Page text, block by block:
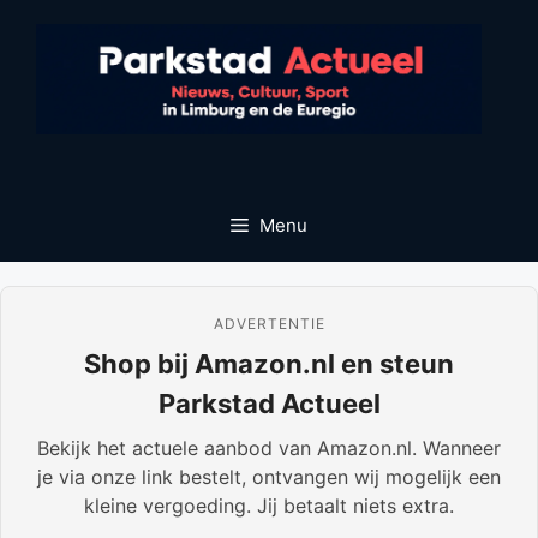
Menu
ADVERTENTIE
Shop bij Amazon.nl en steun
Parkstad Actueel
Bekijk het actuele aanbod van Amazon.nl. Wanneer
je via onze link bestelt, ontvangen wij mogelijk een
kleine vergoeding. Jij betaalt niets extra.